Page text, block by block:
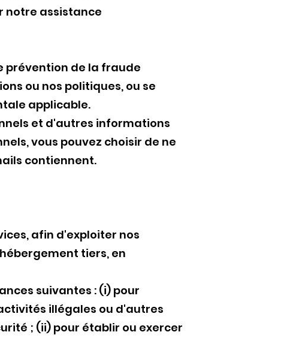
notre assistance
prévention de la fraude
ou nos politiques, ou se
applicable.
et d'autres informations
vous pouvez choisir de ne
contiennent.
afin d'exploiter nos
tiers, en
suivantes : (i) pour
illégales ou d'autres
; (ii) pour établir ou exercer